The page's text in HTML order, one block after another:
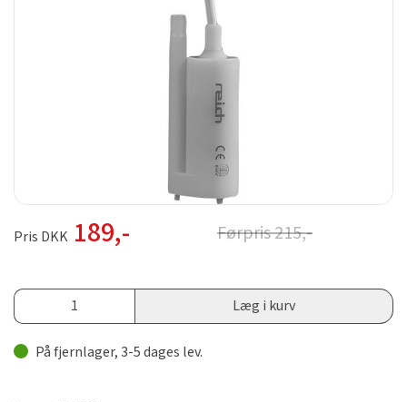
Pris DKK 189,- Førpris215,-
Læg i kurv
På fjernlager, 3-5 dages lev.